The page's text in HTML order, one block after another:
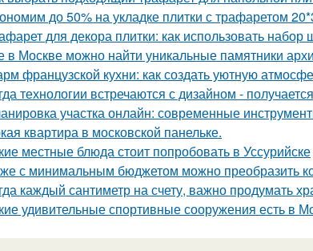
до 50% на укладке плитки с трафаретом
для декора плитки: как использовать
в Москве можно найти уникальные памятники
французской кухни: как создать уютную
технологии встречаются с дизайном -
участка онлайн: современные
квартира в московской панельке.
местные блюда стоит попробовать в Уссурийске
с минимальным бюджетом можно преобразить
каждый сантиметр на счету, важно продумать
удивительные спортивные сооружения есть в